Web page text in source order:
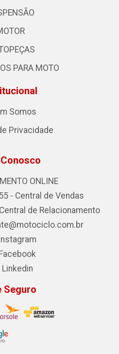
PARA MOTO
Somos
Privacidade
ONLINE
- Central de Vendas
de Relacionamento
Instagram
Facebook
Linkedin
Seguro